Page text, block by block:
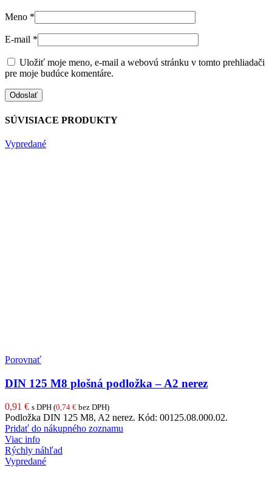
Meno *
E-mail *
Uložiť moje meno, e-mail a webovú stránku v tomto prehliadači
pre moje budúce komentáre.
SÚVISIACE PRODUKTY
Vypredané
Porovnať
DIN 125 M8 plošná podložka – A2 nerez
0,91 € s DPH (0,74 € bez DPH)
Podložka DIN 125 M8, A2 nerez. Kód: 00125.08.000.02.
Pridať do nákupného zoznamu
Viac info
Rýchly náhľad
Vypredané